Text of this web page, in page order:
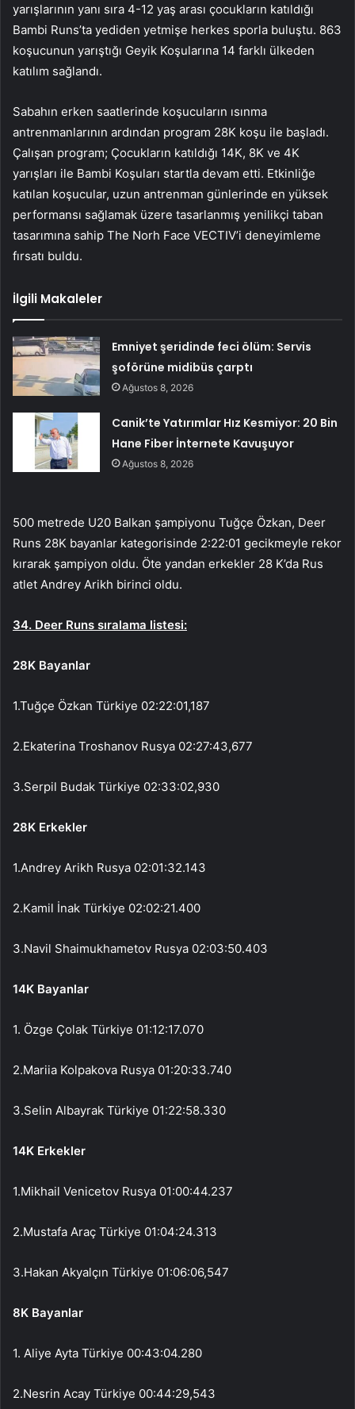
yarışlarının yanı sıra 4-12 yaş arası çocukların katıldığı
Bambi Runs’ta yediden yetmişe herkes sporla buluştu. 863
koşucunun yarıştığı Geyik Koşularına 14 farklı ülkeden
katılım sağlandı.
Sabahın erken saatlerinde koşucuların ısınma
antrenmanlarının ardından program 28K koşu ile başladı.
Çalışan program; Çocukların katıldığı 14K, 8K ve 4K
yarışları ile Bambi Koşuları startla devam etti. Etkinliğe
katılan koşucular, uzun antrenman günlerinde en yüksek
performansı sağlamak üzere tasarlanmış yenilikçi taban
tasarımına sahip The Norh Face VECTIV’i deneyimleme
fırsatı buldu.
İlgili Makaleler
Emniyet şeridinde feci ölüm: Servis
şoförüne midibüs çarptı
Ağustos 8, 2026
Canik’te Yatırımlar Hız Kesmiyor: 20 Bin
Hane Fiber İnternete Kavuşuyor
Ağustos 8, 2026
500 metrede U20 Balkan şampiyonu Tuğçe Özkan, Deer
Runs 28K bayanlar kategorisinde 2:22:01 gecikmeyle rekor
kırarak şampiyon oldu. Öte yandan erkekler 28 K’da Rus
atlet Andrey Arikh birinci oldu.
34. Deer Runs sıralama listesi:
28K Bayanlar
1.Tuğçe Özkan Türkiye 02:22:01,187
2.Ekaterina Troshanov Rusya 02:27:43,677
3.Serpil Budak Türkiye 02:33:02,930
28K Erkekler
1.Andrey Arikh Rusya 02:01:32.143
2.Kamil İnak Türkiye 02:02:21.400
3.Navil Shaimukhametov Rusya 02:03:50.403
14K Bayanlar
1. Özge Çolak Türkiye 01:12:17.070
2.Mariia Kolpakova Rusya 01:20:33.740
3.Selin Albayrak Türkiye 01:22:58.330
14K Erkekler
1.Mikhail Venicetov Rusya 01:00:44.237
2.Mustafa Araç Türkiye 01:04:24.313
3.Hakan Akyalçın Türkiye 01:06:06,547
8K Bayanlar
1. Aliye Ayta Türkiye 00:43:04.280
2.Nesrin Acay Türkiye 00:44:29,543